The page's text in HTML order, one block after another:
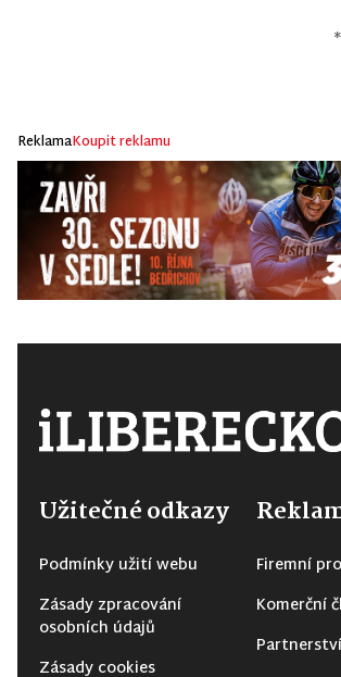
ReklamaKoupit reklamu
Užitečné odkazy
Podmínky užití webu
Zásady zpracování
osobních údajů
Zásady cookies
Firemní
Komerční